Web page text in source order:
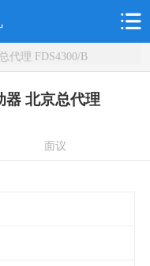
代理 FDS4300/B
器 北京总代理
面议